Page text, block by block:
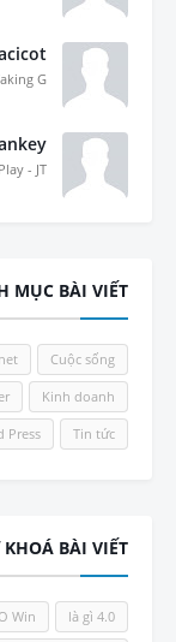
G...
- JT...
MỤC BÀI VIẾT
Cuộc sống
Kinh doanh
Tin tức
Press
BÀI VIẾT
4.0 là gì
Win